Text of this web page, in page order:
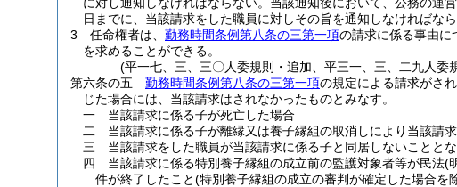
日までに、当該請求をした職員に対しその旨を通知しなければなら
3
任命権者は、 勤務時間条例第八条の三第一項の請求に係る事由に
を求めることができる。
(平一七、三、三〇人委規則・追加、平三一、三、二九人委
第六条の五
勤務時間条例第八条の三第一項の規定による請求がさ
じた場合には、当該請求はされなかったものとみなす。
一
当該請求に係る子が死亡した場合
二
当該請求に係る子が離縁又は養子縁組の取消しにより当該請
三
当該請求をした職員が当該請求に係る子と同居しないことと
四
当該請求に係る特別養子縁組の成立前の監護対象者等が民法(
件が終了したこと(特別養子縁組の成立の審判が確定した場合を